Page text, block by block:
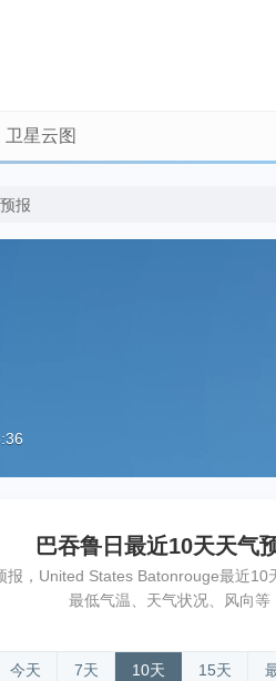
卫星云图
报
巴吞鲁日最近10天天气
，United States Batonrouge最近10
最低气温、天气状况、风向等
今天 7天 10天 15天